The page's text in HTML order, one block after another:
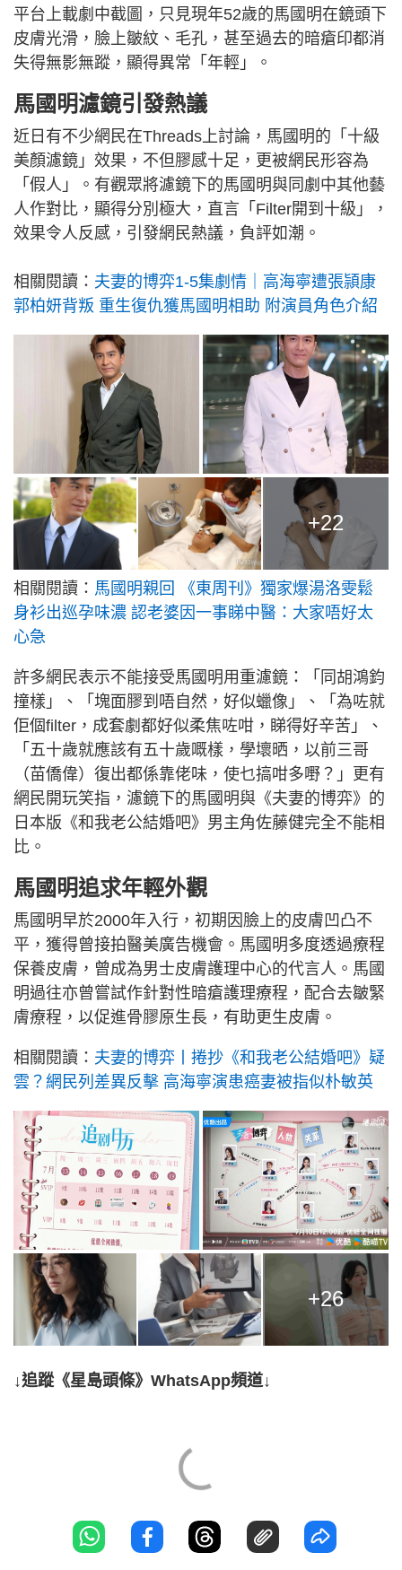
平台上載劇中截圖，只見現年52歲的馬國明在鏡頭下
皮膚光滑，臉上皺紋、毛孔，甚至過去的暗瘡印都消
失得無影無蹤，顯得異常「年輕」。
馬國明濾鏡引發熱議
近日有不少網民在Threads上討論，馬國明的「十級
美顏濾鏡」效果，不但膠感十足，更被網民形容為
「假人」。有觀眾將濾鏡下的馬國明與同劇中其他藝
人作對比，顯得分別極大，直言「Filter開到十級」，
效果令人反感，引發網民熱議，負評如潮。
相關閱讀： 夫妻的博弈1-5集劇情｜高海寧遭張頴康
郭柏妍背叛 重生復仇獲馬國明相助 附演員角色介紹
+22
相關閱讀： 馬國明親回 《東周刊》獨家爆湯洛雯鬆
身衫出巡孕味濃 認老婆因一事睇中醫：大家唔好太
心急
許多網民表示不能接受馬國明用重濾鏡：「同胡鴻鈞
撞樣」、「塊面膠到唔自然，好似蠟像」、「為咗就
佢個filter，成套劇都好似柔焦咗咁，睇得好辛苦」、
「五十歲就應該有五十歲嘅樣，學壞晒，以前三哥
（苗僑偉）復出都係靠佬味，使乜搞咁多嘢？」更有
網民開玩笑指，濾鏡下的馬國明與《夫妻的博弈》的
日本版《和我老公結婚吧》男主角佐藤健完全不能相
比。
馬國明追求年輕外觀
馬國明早於2000年入行，初期因臉上的皮膚凹凸不
平，獲得曾接拍醫美廣告機會。馬國明多度透過療程
保養皮膚，曾成為男士皮膚護理中心的代言人。馬國
明過往亦曾嘗試作針對性暗瘡護理療程，配合去皺緊
膚療程，以促進骨膠原生長，有助更生皮膚。
相關閱讀： 夫妻的博弈丨捲抄《和我老公結婚吧》疑
雲？網民列差異反擊 高海寧演患癌妻被指似朴敏英
+26
↓追蹤《星島頭條》WhatsApp頻道↓